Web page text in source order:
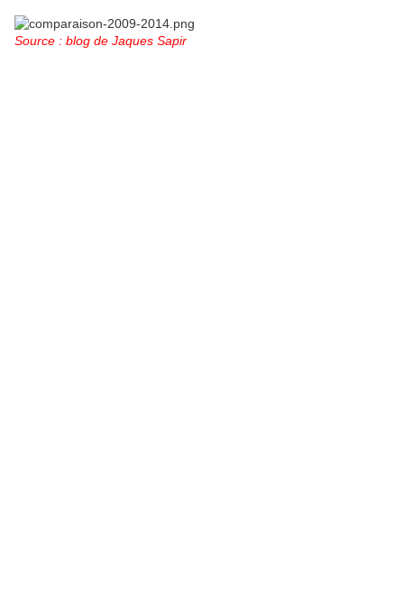
Source : blog de Jaques Sapir